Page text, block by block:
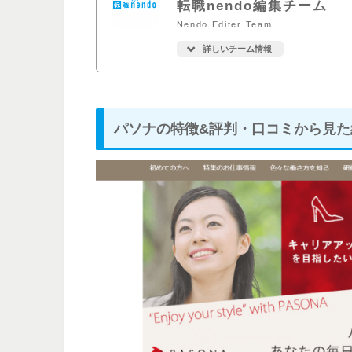
転職nendo編集チーム
Nendo Editer Team
詳しいチーム情報
パソナの特徴&評判・口コミから見